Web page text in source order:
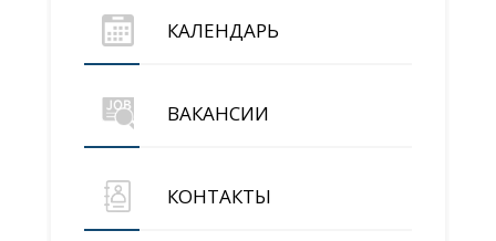
КАЛЕНДАРЬ
ВАКАНСИИ
КОНТАКТЫ